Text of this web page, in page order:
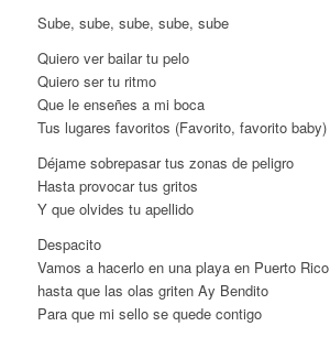
Sube, sube, sube, sube, sube
Quiero ver bailar tu pelo
Quiero ser tu ritmo
Que le enseñes a mi boca
Tus lugares favoritos (Favorito, favorito baby)
Déjame sobrepasar tus zonas de peligro
Hasta provocar tus gritos
Y que olvides tu apellido
Despacito
Vamos a hacerlo en una playa en Puerto Rico
hasta que las olas griten Ay Bendito
Para que mi sello se quede contigo